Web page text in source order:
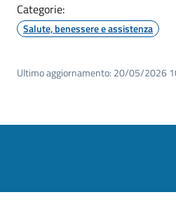
Categorie:
Salute, benessere e assistenza
Ultimo aggiornamento: 20/05/2026